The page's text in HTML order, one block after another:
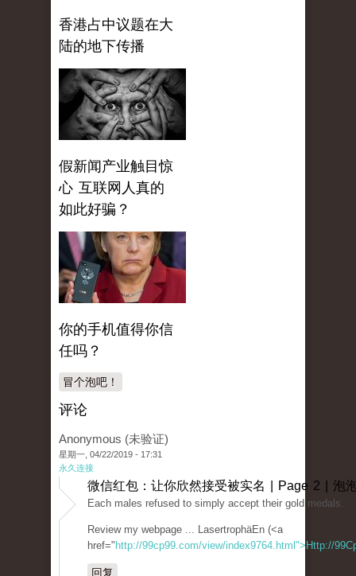
香港占中议题在大
陆的地下传播
假新闻产业触目惊
心 互联网人真的
如此好骗？
你的手机值得你信
任吗？
冒个泡吧！
评论
Anonymous (未验证)
星期一, 04/22/2019 - 17:31
永久连接
微信红包：让你欣然接受被实名 | Page 2 | 泡
Each males refused to simply accept their gold medals.
Review my webpage ... LasertrophäEn (<a
href=" http://99cp99.com/view/index9764.html">Http://
回复